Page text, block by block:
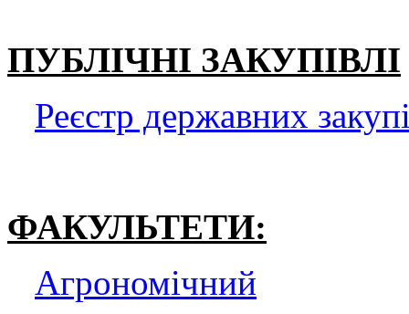
ПУБЛІЧНІ ЗАКУПІВЛІ
Реєстр державних
ФАКУЛЬТЕТИ:
Агрономічний